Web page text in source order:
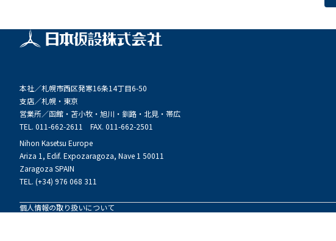
本社／札幌市西区発寒16条14丁目6-50
支店／札幌・東京
営業所／函館・苫小牧・旭川・釧路・北見・帯広
TEL. 011-662-2611 FAX. 011-662-2501
Nihon Kasetsu Europe
Ariza 1, Edif. Expozaragoza, Nave 1 50011
Zaragoza SPAIN
TEL. (+34) 976 068 311
個人情報の取り扱いについて